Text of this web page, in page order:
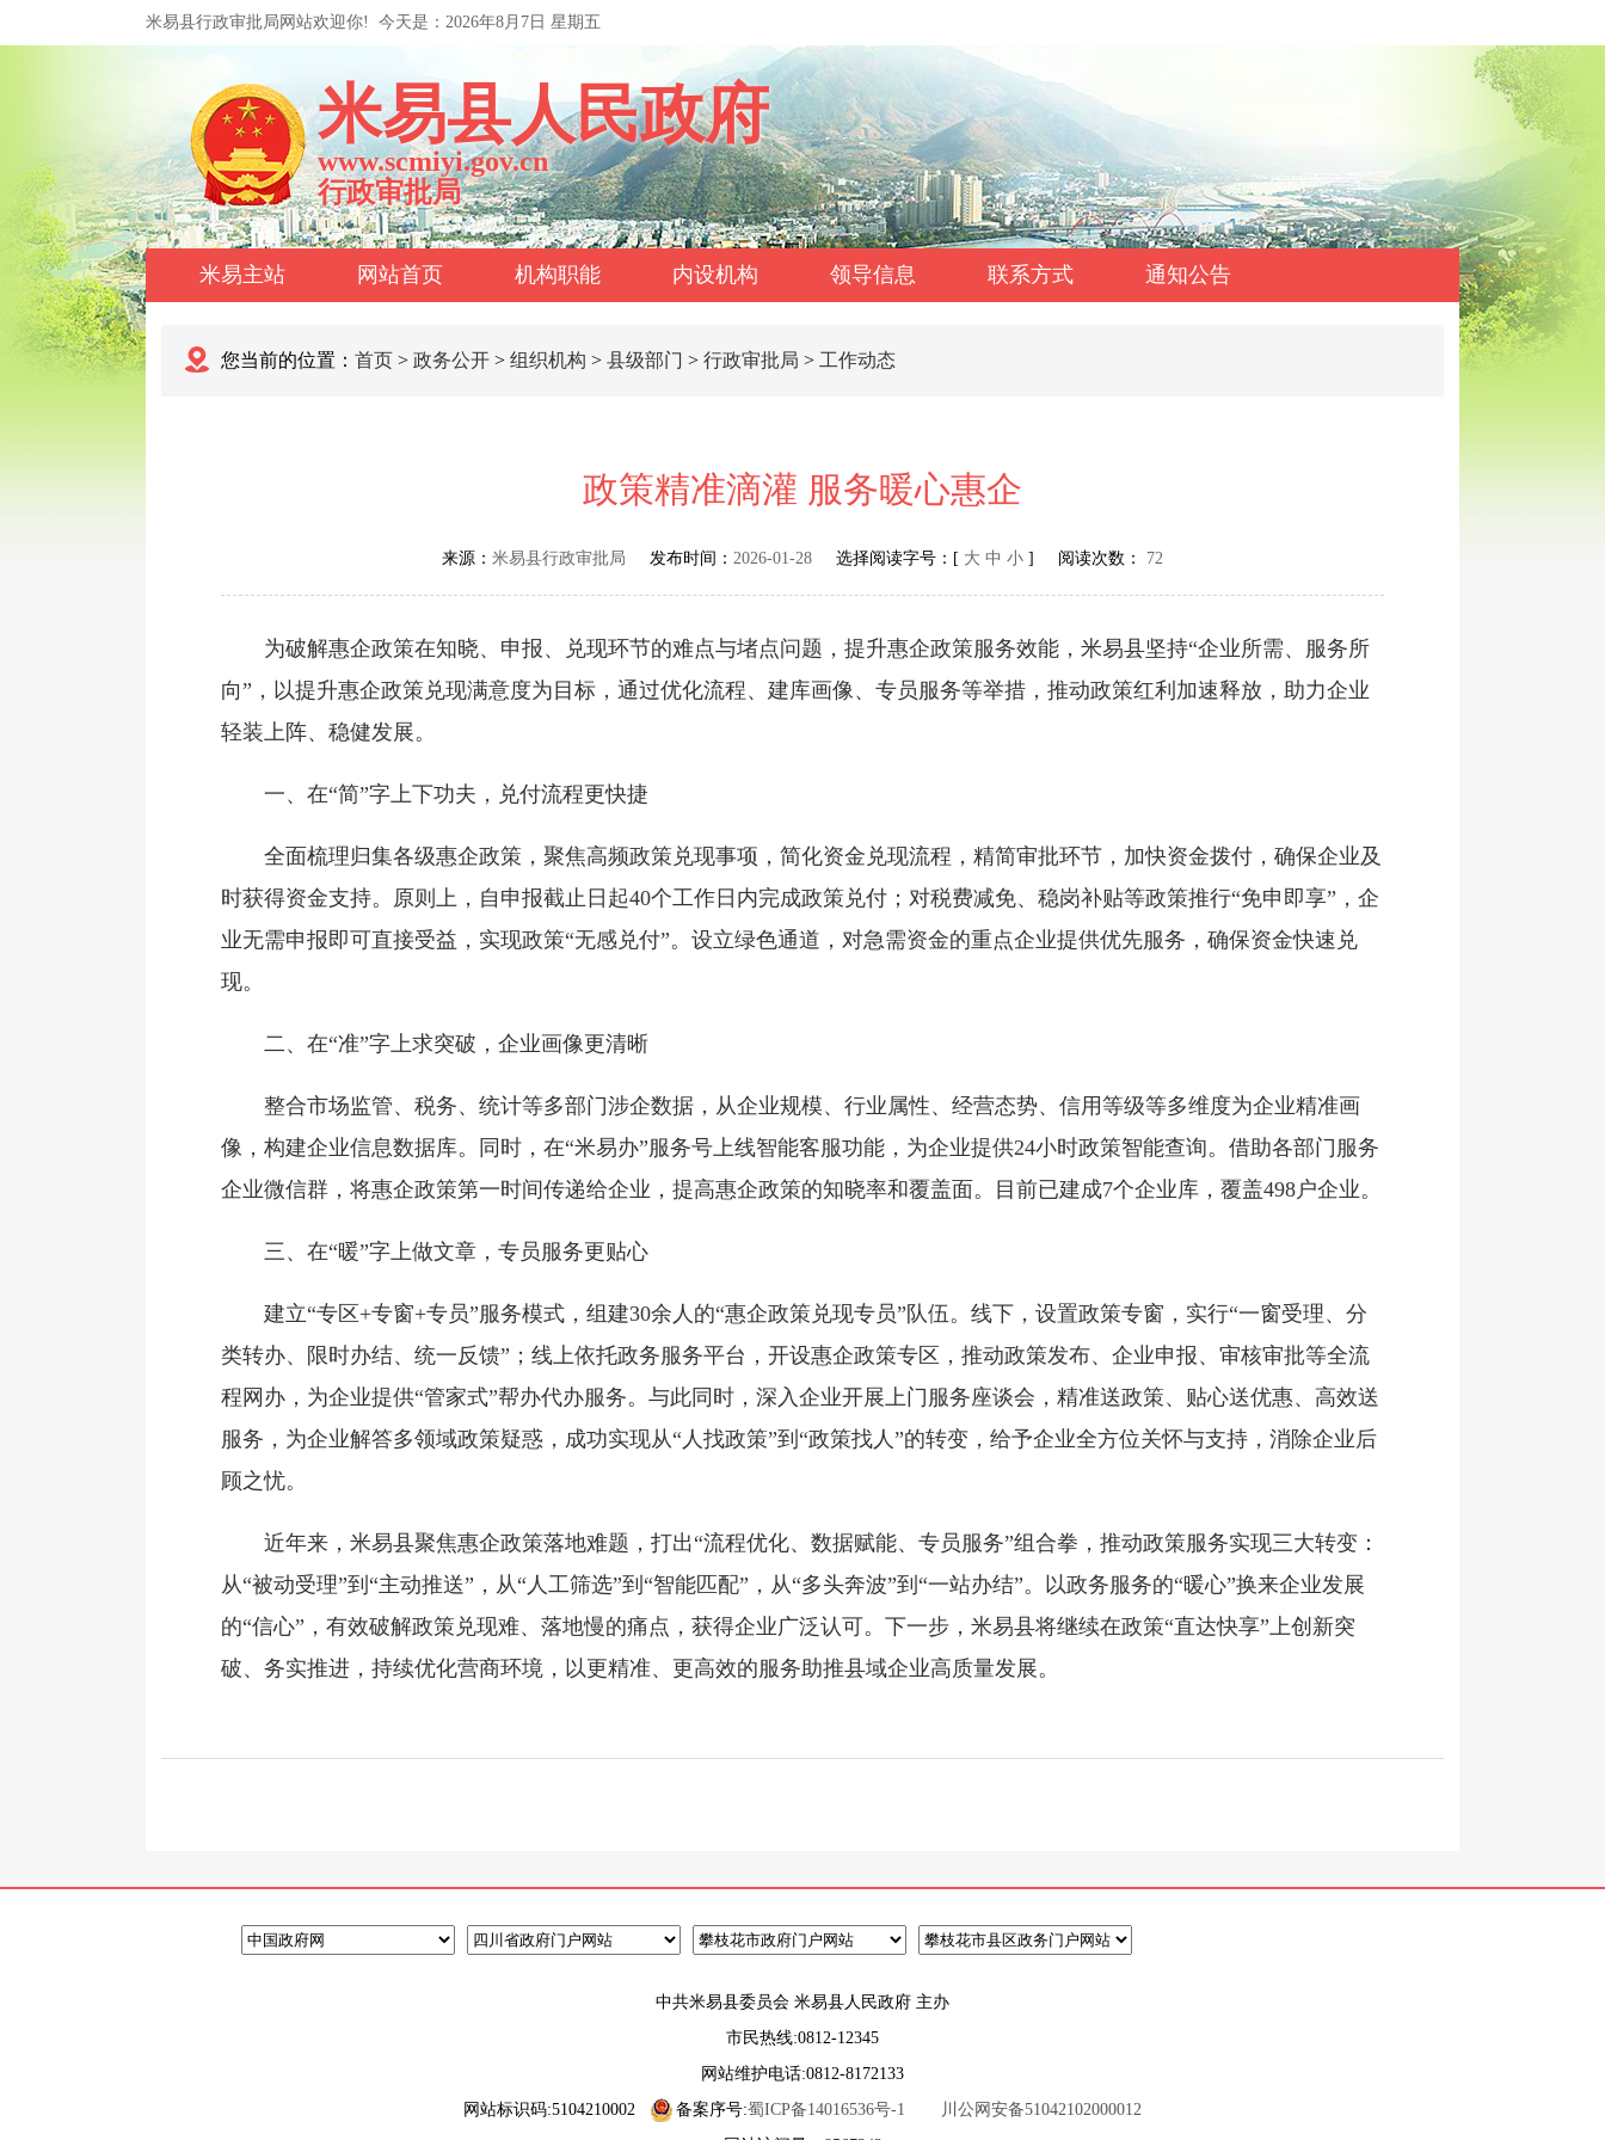
米易县行政审批局网站欢迎你! 今天是： 2026年8月7日 星期五
米易县人民政府
www.scmiyi.gov.cn
行政审批局
米易主站 网站首页 机构职能 内设机构 领导信息 联系方式 通知公告
您当前的位置： 首页 > 政务公开 > 组织机构 > 县级部门 > 行政审批局 > 工作动态
政策精准滴灌 服务暖心惠企
来源： 米易县行政审批局 发布时间： 2026-01-28 选择阅读字号：[ 大 中 小 ] 阅读次数： 72
为破解惠企政策在知晓、申报、兑现环节的难点与堵点问题，提升惠企政策服务效能，米易县坚持“企业所需、服务所
向”，以提升惠企政策兑现满意度为目标，通过优化流程、建库画像、专员服务等举措，推动政策红利加速释放，助力企业
轻装上阵、稳健发展。
一、在“简”字上下功夫，兑付流程更快捷
全面梳理归集各级惠企政策，聚焦高频政策兑现事项，简化资金兑现流程，精简审批环节，加快资金拨付，确保企业及
时获得资金支持。原则上，自申报截止日起40个工作日内完成政策兑付；对税费减免、稳岗补贴等政策推行“免申即享”，企
业无需申报即可直接受益，实现政策“无感兑付”。设立绿色通道，对急需资金的重点企业提供优先服务，确保资金快速兑
现。
二、在“准”字上求突破，企业画像更清晰
整合市场监管、税务、统计等多部门涉企数据，从企业规模、行业属性、经营态势、信用等级等多维度为企业精准画
像，构建企业信息数据库。同时，在“米易办”服务号上线智能客服功能，为企业提供24小时政策智能查询。借助各部门服务
企业微信群，将惠企政策第一时间传递给企业，提高惠企政策的知晓率和覆盖面。目前已建成7个企业库，覆盖498户企业。
三、在“暖”字上做文章，专员服务更贴心
建立“专区+专窗+专员”服务模式，组建30余人的“惠企政策兑现专员”队伍。线下，设置政策专窗，实行“一窗受理、分
类转办、限时办结、统一反馈”；线上依托政务服务平台，开设惠企政策专区，推动政策发布、企业申报、审核审批等全流
程网办，为企业提供“管家式”帮办代办服务。与此同时，深入企业开展上门服务座谈会，精准送政策、贴心送优惠、高效送
服务，为企业解答多领域政策疑惑，成功实现从“人找政策”到“政策找人”的转变，给予企业全方位关怀与支持，消除企业后
顾之忧。
近年来，米易县聚焦惠企政策落地难题，打出“流程优化、数据赋能、专员服务”组合拳，推动政策服务实现三大转变：
从“被动受理”到“主动推送”，从“人工筛选”到“智能匹配”，从“多头奔波”到“一站办结”。以政务服务的“暖心”换来企业发展
的“信心”，有效破解政策兑现难、落地慢的痛点，获得企业广泛认可。下一步，米易县将继续在政策“直达快享”上创新突
破、务实推进，持续优化营商环境，以更精准、更高效的服务助推县域企业高质量发展。
中共米易县委员会 米易县人民政府 主办
市民热线:0812-12345
网站维护电话:0812-8172133
网站标识码:5104210002
备案序号:蜀ICP备14016536号-1
川公网安备51042102000012